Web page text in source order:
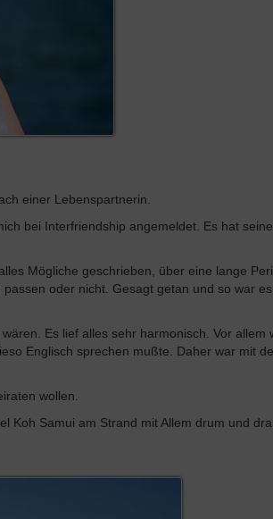
einer Lebenspartnerin.
bei Interfriendship angemeldet. Es hat
Mögliche geschrieben, über eine lange
oder nicht. Gesagt getan und so war
Es lief alles sehr harmonisch. Vor allem
Englisch sprechen mußte. Daher war mit
wollen.
Koh Samui am Strand mit Allem drum und